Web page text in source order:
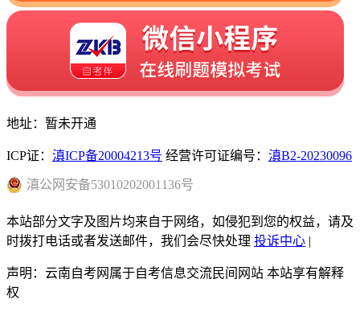
地址：暂未开通
ICP证： 滇ICP备20004213号 经营许可证编号： 滇B2-20230096
滇公网安备53010202001136号
本站部分文字及图片均来自于网络，如侵犯到您的权益，请及
时拨打电话或者发送邮件，我们会尽快处理 投诉中心 |
声明：云南自考网属于自考信息交流民间网站 本站享有解释
权